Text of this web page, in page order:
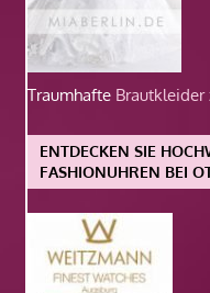
Traumhafte Brautkleider
ENTDECKEN SIE
FASHIONUHREN BEI